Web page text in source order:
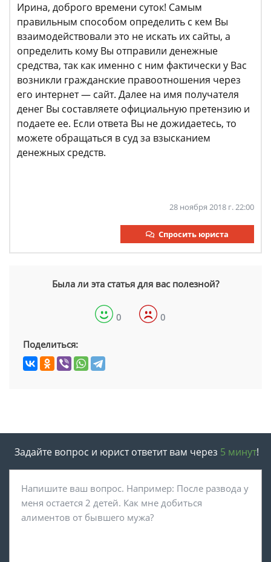
Ирина, доброго времени суток! Самым
правильным способом определить с кем Вы
взаимодействовали это не искать их сайты, а
определить кому Вы отправили денежные
средства, так как именно с ним фактически у Вас
возникли гражданские правоотношения через
его интернет — сайт. Далее на имя получателя
денег Вы составляете официальную претензию и
подаете ее. Если ответа Вы не дожидаетесь, то
можете обращаться в суд за взысканием
денежных средств.
28 ноября 2018 г. 22:00
Спросить юриста
Была ли эта статья для вас полезной?
0 0
Поделиться:
Задайте вопрос и юрист ответит вам через 5 минут!